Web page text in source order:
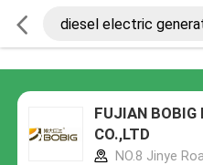
FUJIAN BOBIG
CO.,LTD
NO.8 Jinye